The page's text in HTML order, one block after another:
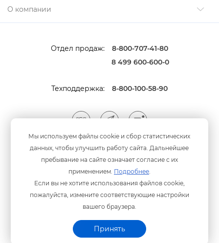
Мы используем файлы cookie и сбор статистических
данных, чтобы улучшить работу сайта. Дальнейшее
пребывание на сайте означает согласие с их
применением. Подробнее.
Если вы не хотите использования файлов cookie,
пожалуйста, измените соответствующие настройки
ашего браузера.
Принять
О компании
© ООО «Программный центр» 2003-2026 гг.
Отдел продаж:
8-800-707-41-80
8 499 600-600-0
Техподдержка: 8-800-100-58-90
Мы принимаем оплату
анковскими картами